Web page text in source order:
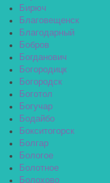
Бирюч
Благовещенск
Благодарный
Бобров
Богданович
Богородицк
Богородск
Боготол
Богучар
Бодайбо
Бокситогорск
Болгар
Бологое
Болотное
Болохово